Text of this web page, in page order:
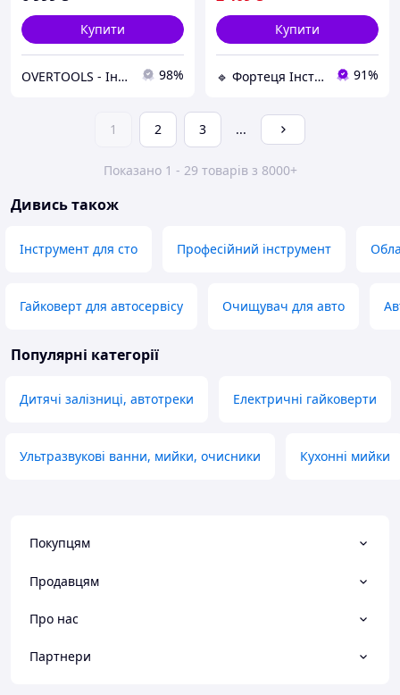
Купити
OVERTOOLS - Інструменти та автотовари 98%
Купити
🔹 Фортеця Інструментів 🔹 91%
1 2 3 ...
Показано 1 - 29 товарів з 8000+
Дивись також
Інструмент для сто Професійний інструмент
Гайковерт для автосервісу Очищувач для авто
Популярні категорії
Дитячі залізниці, автотреки Електричні гайковерти
Ультразвукові ванни, мийки, очисники Кухонні мийки
Покупцям
Продавцям
Про нас
Партнери